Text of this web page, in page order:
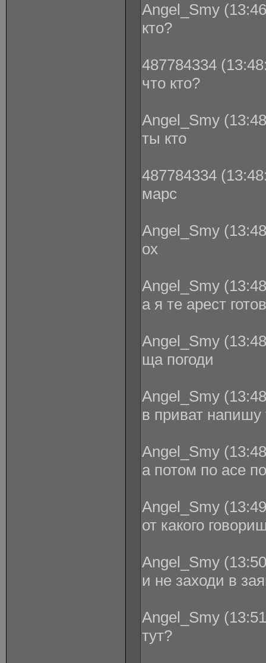
Angel_Smy
кто?
487784334
что кто?
Angel_Smy
ты кто
487784334
марс
Angel_Smy
ох
Angel_Smy
а я те арест
Angel_Smy
ща погоди
Angel_Smy
в приват напишу
Angel_Smy
а потом по асе
Angel_Smy
от какого
Angel_Smy
и не заходи в
Angel_Smy
тут?